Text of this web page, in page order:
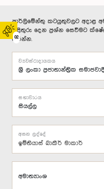
02
පාර්ලිමේන්තු කටයුතුවලට අදාළ
පිළිතුරු දෙන ප්‍රශ්න සෙවීමට
කරන්න.
ව්‍යවස්ථාදායකය
සභාවාරය
ඉම්තියාස් බාකීර් මාකාර්
අසන ලද්දේ
අමාත්‍යාංශ